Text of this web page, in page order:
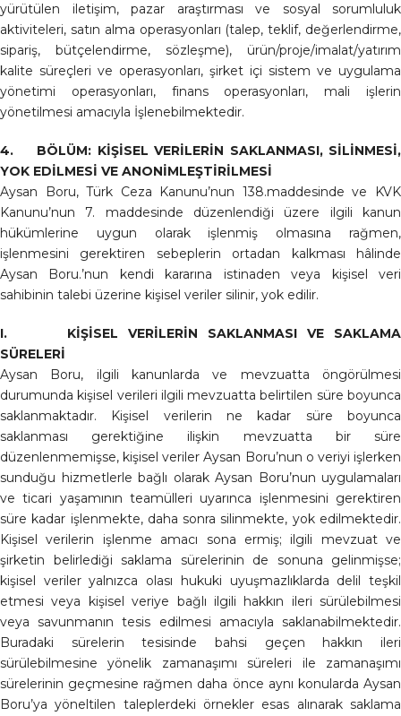
yürütülen iletişim, pazar araştırması ve sosyal sorumluluk
aktiviteleri, satın alma operasyonları (talep, teklif, değerlendirme,
sipariş, bütçelendirme, sözleşme), ürün/proje/imalat/yatırım
kalite süreçleri ve operasyonları, şirket içi sistem ve uygulama
yönetimi operasyonları, finans operasyonları, mali işlerin
yönetilmesi amacıyla İşlenebilmektedir.
4. BÖLÜM: KİŞİSEL VERİLERİN SAKLANMASI, SİLİNMESİ,
YOK EDİLMESİ VE ANONİMLEŞTİRİLMESİ
Aysan Boru, Türk Ceza Kanunu’nun 138.maddesinde ve KVK
Kanunu’nun 7. maddesinde düzenlendiği üzere ilgili kanun
hükümlerine uygun olarak işlenmiş olmasına rağmen,
işlenmesini gerektiren sebeplerin ortadan kalkması hâlinde
Aysan Boru.’nun kendi kararına istinaden veya kişisel veri
sahibinin talebi üzerine kişisel veriler silinir, yok edilir.
I. KİŞİSEL VERİLERİN SAKLANMASI VE SAKLAMA
SÜRELERİ
Aysan Boru, ilgili kanunlarda ve mevzuatta öngörülmesi
durumunda kişisel verileri ilgili mevzuatta belirtilen süre boyunca
saklanmaktadır. Kişisel verilerin ne kadar süre boyunca
saklanması gerektiğine ilişkin mevzuatta bir süre
düzenlenmemişse, kişisel veriler Aysan Boru’nun o veriyi işlerken
sunduğu hizmetlerle bağlı olarak Aysan Boru’nun uygulamaları
ve ticari yaşamının teamülleri uyarınca işlenmesini gerektiren
süre kadar işlenmekte, daha sonra silinmekte, yok edilmektedir.
Kişisel verilerin işlenme amacı sona ermiş; ilgili mevzuat ve
şirketin belirlediği saklama sürelerinin de sonuna gelinmişse;
kişisel veriler yalnızca olası hukuki uyuşmazlıklarda delil teşkil
etmesi veya kişisel veriye bağlı ilgili hakkın ileri sürülebilmesi
veya savunmanın tesis edilmesi amacıyla saklanabilmektedir.
Buradaki sürelerin tesisinde bahsi geçen hakkın ileri
sürülebilmesine yönelik zamanaşımı süreleri ile zamanaşımı
sürelerinin geçmesine rağmen daha önce aynı konularda Aysan
Boru’ya yöneltilen taleplerdeki örnekler esas alınarak saklama